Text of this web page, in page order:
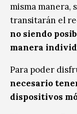
misma manera,
transitarán el
no siendo
manera
Para poder
necesario
dispositivos